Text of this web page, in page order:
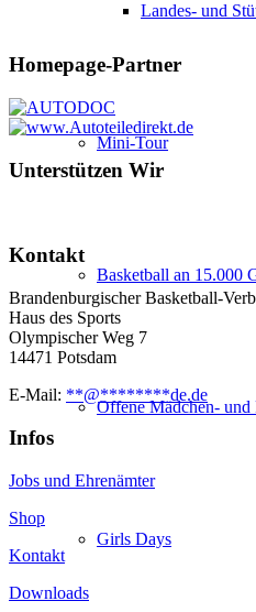
Landes- und
Mini-Tour
Basketball an 15.000
Offene Mädchen- und
Girls Days
Homepage-Partner
Unterstützen Wir
Kontakt
Brandenburgischer Basketball-
Haus des Sports
Olympischer Weg 7
14471 Potsdam
E-Mail: **@********de.de
Infos
Jobs und Ehrenämter
Shop
Kontakt
Downloads